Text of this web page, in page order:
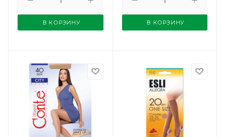
В КОРЗИНУ В КОРЗИНУ